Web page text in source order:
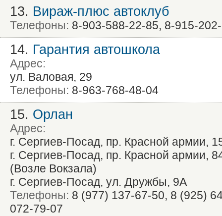
13. Вираж-плюс автоклуб
Телефоны: 8-903-588-22-85, 8-915-
14. Гарантия автошкола
Адрес:
ул. Валовая, 29
Телефоны: 8-963-768-48-04
15. Орлан
Адрес:
г. Сергиев-Посад, пр. Красной армии,
г. Сергиев-Посад, пр. Красной армии,
(Возле Вокзала)
г. Сергиев-Посад, ул. Дружбы, 9А
Телефоны: 8 (977) 137-67-50, 8 (925)
072-79-07